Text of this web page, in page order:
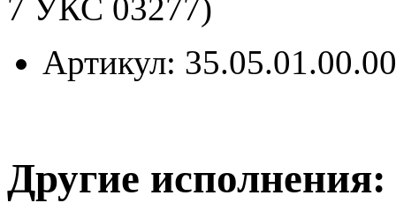
Артикул:
Другие исполнения: